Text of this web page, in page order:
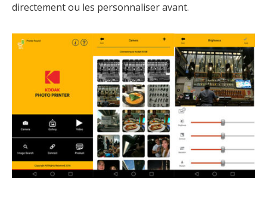
directement ou les personnaliser avant.